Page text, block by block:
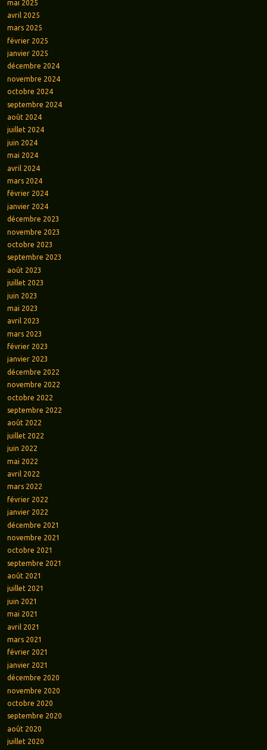
mai 2025
avril 2025
mars 2025
février 2025
janvier 2025
décembre 2024
novembre 2024
octobre 2024
septembre 2024
août 2024
juillet 2024
juin 2024
mai 2024
avril 2024
mars 2024
février 2024
janvier 2024
décembre 2023
novembre 2023
octobre 2023
septembre 2023
août 2023
juillet 2023
juin 2023
mai 2023
avril 2023
mars 2023
février 2023
janvier 2023
décembre 2022
novembre 2022
octobre 2022
septembre 2022
août 2022
juillet 2022
juin 2022
mai 2022
avril 2022
mars 2022
février 2022
janvier 2022
décembre 2021
novembre 2021
octobre 2021
septembre 2021
août 2021
juillet 2021
juin 2021
mai 2021
avril 2021
mars 2021
février 2021
janvier 2021
décembre 2020
novembre 2020
octobre 2020
septembre 2020
août 2020
juillet 2020